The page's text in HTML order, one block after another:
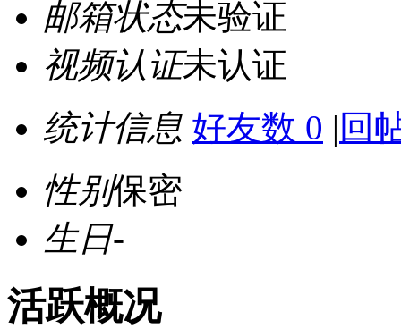
邮箱状态未验证
视频认证未认证
统计信息 好友数 0 | 回
性别保密
生日-
活跃概况